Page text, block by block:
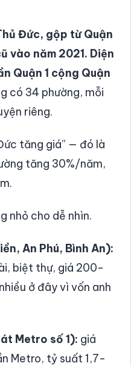
Đức, gộp từ Quận
vào năm 2021. Diện
Quận 1 cộng Quận
có 34 phường, mỗi
riêng.
tăng giá” — đó là
tăng 30%/năm,
nhỏ cho dễ nhìn.
An Phú, Bình An):
biệt thự, giá 200-
ở đây vì vốn anh
Metro số 1): giá
Metro, tỷ suất 1,7-